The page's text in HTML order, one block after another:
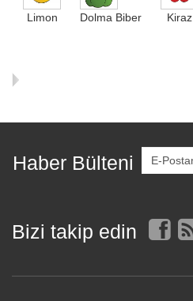
Limon Dolma Biber Kiraz
Haber Bülteni
Bizi takip edin